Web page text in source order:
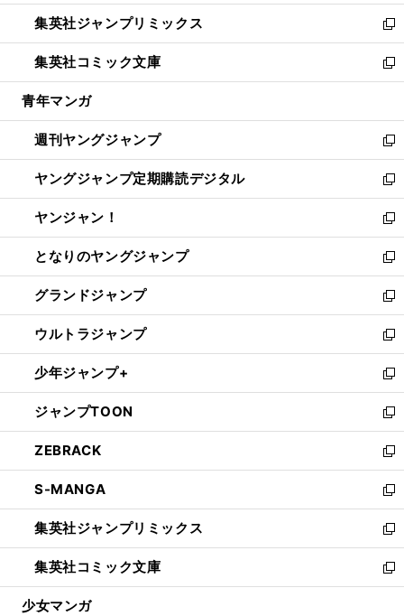
開
く
ウ
で
開
く
ン
ド
ウ
で
開
ウ
ィ
ン
ド
ウ
開
く
し
い
ウ
ィ
ン
ウ
で
開
く
集英社ジャンプリミックス
新
し
い
ウ
ン
ド
ウ
で
開
く
集英社コミック文庫
新
し
ウ
ィ
ン
ド
ウ
で
開
く
青年マンガ
週刊ヤングジャンプ
新
し
い
ウ
ィ
ン
ド
ウ
で
開
く
ヤングジャンプ定期購読デジタル
新
し
い
ウ
ィ
ン
ド
ウ
で
開
く
ヤンジャン！
新
し
い
ウ
ィ
ン
ド
ウ
で
開
く
となりのヤングジャンプ
新
し
い
ウ
ィ
ン
ド
ウ
で
開
く
グランドジャンプ
新
し
い
ウ
ィ
ン
ド
ウ
で
開
く
ウルトラジャンプ
新
し
い
ウ
ィ
ン
ド
ウ
で
開
く
少年ジャンプ+
新
し
い
ウ
ィ
ン
ド
ウ
で
開
く
ジャンプTOON
新
し
い
ウ
ィ
ン
ド
ウ
で
開
ZEBRACK
新
し
い
ウ
ィ
ン
ド
ウ
S-MANGA
新
し
い
ウ
ィ
ン
集英社ジャンプリミックス
新
し
い
ウ
集英社コミック文庫
新
し
少女マンガ